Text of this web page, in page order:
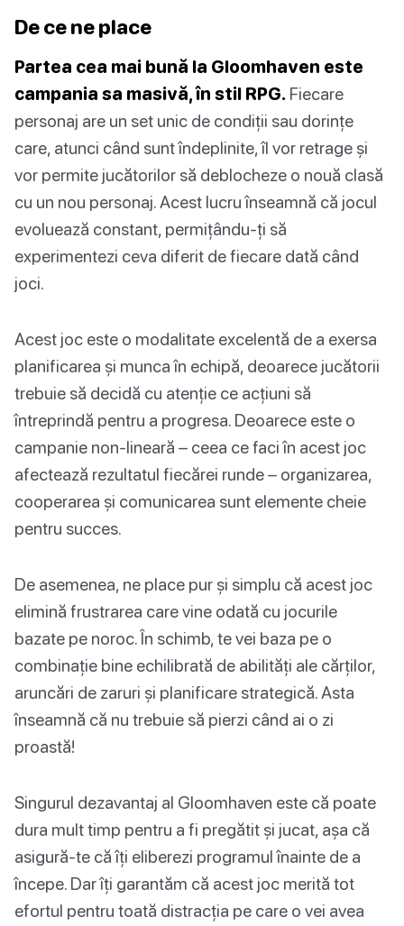
De ce ne place
Partea cea mai bună la Gloomhaven este
campania sa masivă, în stil RPG. Fiecare
personaj are un set unic de condiții sau dorințe
care, atunci când sunt îndeplinite, îl vor retrage și
vor permite jucătorilor să deblocheze o nouă clasă
cu un nou personaj. Acest lucru înseamnă că jocul
evoluează constant, permițându-ți să
experimentezi ceva diferit de fiecare dată când
joci.
Acest joc este o modalitate excelentă de a exersa
planificarea și munca în echipă, deoarece jucătorii
trebuie să decidă cu atenție ce acțiuni să
întreprindă pentru a progresa. Deoarece este o
campanie non-lineară – ceea ce faci în acest joc
afectează rezultatul fiecărei runde – organizarea,
cooperarea și comunicarea sunt elemente cheie
pentru succes.
De asemenea, ne place pur și simplu că acest joc
elimină frustrarea care vine odată cu jocurile
bazate pe noroc. În schimb, te vei baza pe o
combinație bine echilibrată de abilități ale cărților,
aruncări de zaruri și planificare strategică. Asta
înseamnă că nu trebuie să pierzi când ai o zi
proastă!
Singurul dezavantaj al Gloomhaven este că poate
dura mult timp pentru a fi pregătit și jucat, așa că
asigură-te că îți eliberezi programul înainte de a
începe. Dar îți garantăm că acest joc merită tot
efortul pentru toată distracția pe care o vei avea